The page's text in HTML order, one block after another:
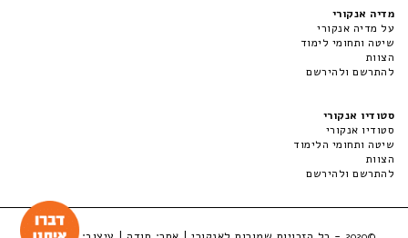
מדיה אנקורי
על מדיה אנקורי
שיטה ותחומי לימוד
הצוות
להתרשם ולהירשם
סטודיו אנקורי
סטודיו אנקורי
שיטה ותחומי הלימוד
הצוות
להתרשם ולהירשם